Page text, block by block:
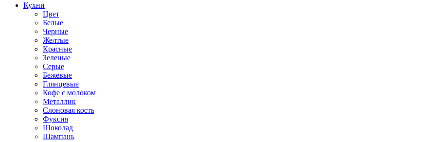
Кухни
Цвет
Белые
Черные
Желтые
Красные
Зеленые
Серые
Бежевые
Глянцевые
Кофе с молоком
Металлик
Слоновая кость
Фуксия
Шоколад
Шампань